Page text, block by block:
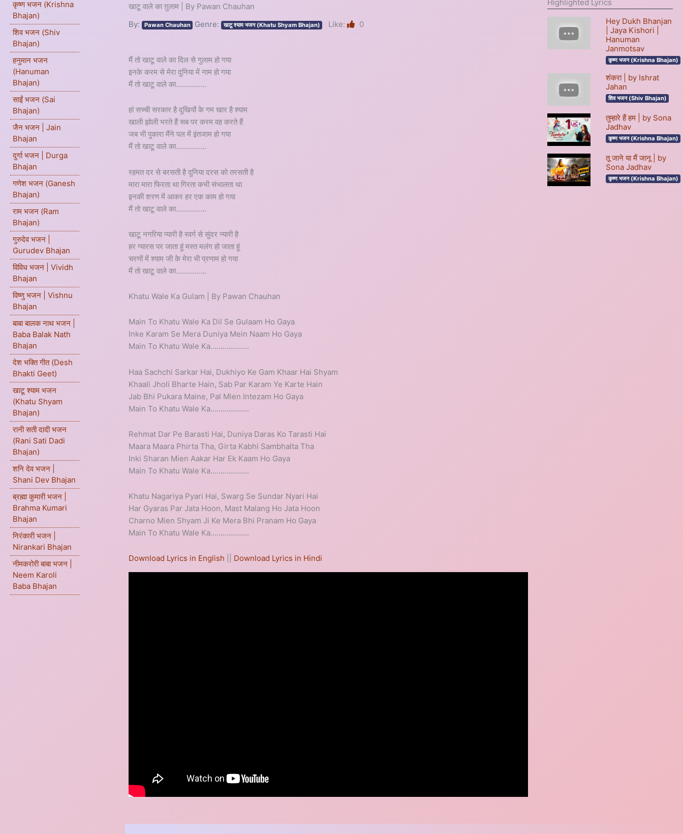
कृष्ण भजन (Krishna
Bhajan)
शिव भजन (Shiv
Bhajan)
हनुमान भजन
(Hanuman
Bhajan)
साईं भजन (Sai
Bhajan)
जैन भजन | Jain
Bhajan
दुर्गा भजन | Durga
Bhajan
गणेश भजन (Ganesh
Bhajan)
राम भजन (Ram
Bhajan)
गुरुदेव भजन |
Gurudev Bhajan
विविध भजन | Vividh
Bhajan
विष्णु भजन | Vishnu
Bhajan
बाबा बालक नाथ भजन |
Baba Balak Nath
Bhajan
देश भक्ति गीत (Desh
Bhakti Geet)
खाटू श्याम भजन
(Khatu Shyam
Bhajan)
रानी सती दादी भजन
(Rani Sati Dadi
Bhajan)
शनि देव भजन |
Shani Dev Bhajan
ब्रह्मा कुमारी भजन |
Brahma Kumari
Bhajan
निरंकारी भजन |
Nirankari Bhajan
नीमकरोरी बाबा भजन |
Neem Karoli
Baba Bhajan
खाटू वाले का ग़ुलाम | By Pawan Chauhan
By: Pawan Chauhan Genre: खाटू श्याम भजन (Khatu Shyam Bhajan) Like: 0
मैं तो खाटू वाले का दिल से गुलाम हो गया
इनके करम से मेरा दुनिया में नाम हो गया
मैं तो खाटू वाले का...............
हां सच्ची सरकार है दुखियों के गम खार है श्याम
खाली झोली भरते हैं सब पर करम वह करते हैं
जब भी पुकारा मैंने पल में इंतजाम हो गया
मैं तो खाटू वाले का...............
रहमत दर से बरसती है दुनिया दरस को तरसती है
मारा मारा फिरता था गिरता कभी संभालता था
इनकी शरण में आकर हर एक काम हो गया
मैं तो खाटू वाले का...............
खाटू नगरिया प्यारी है स्वर्ग से सुंदर न्यारी है
हर ग्यारस पर जाता हूं मस्त मलंग हो जाता हूं
चरणों में श्याम जी के मेरा भी प्रणाम हो गया
मैं तो खाटू वाले का...............
Khatu Wale Ka Gulam | By Pawan Chauhan
Main To Khatu Wale Ka Dil Se Gulaam Ho Gaya
Inke Karam Se Mera Duniya Mein Naam Ho Gaya
Main To Khatu Wale Ka……………….
Haa Sachchi Sarkar Hai, Dukhiyo Ke Gam Khaar Hai Shyam
Khaali Jholi Bharte Hain, Sab Par Karam Ye Karte Hain
Jab Bhi Pukara Maine, Pal Mien Intezam Ho Gaya
Main To Khatu Wale Ka……………….
Rehmat Dar Pe Barasti Hai, Duniya Daras Ko Tarasti Hai
Maara Maara Phirta Tha, Girta Kabhi Sambhalta Tha
Inki Sharan Mien Aakar Har Ek Kaam Ho Gaya
Main To Khatu Wale Ka……………….
Khatu Nagariya Pyari Hai, Swarg Se Sundar Nyari Hai
Har Gyaras Par Jata Hoon, Mast Malang Ho Jata Hoon
Charno Mien Shyam Ji Ke Mera Bhi Pranam Ho Gaya
Main To Khatu Wale Ka……………….
Download Lyrics in English Download Lyrics in Hindi
Highlighted Lyrics
Hey Dukh Bhanjan
| Jaya Kishori |
Hanuman
Janmotsav
कृष्ण भजन (Krishna Bhajan)
शंकरा | by Ishrat
Jahan
शिव भजन (Shiv Bhajan)
तुम्हारे हैं हम | by Sona
Jadhav
कृष्ण भजन (Krishna Bhajan)
तू जाने या मैं जानू | by
Sona Jadhav
कृष्ण भजन (Krishna Bhajan)